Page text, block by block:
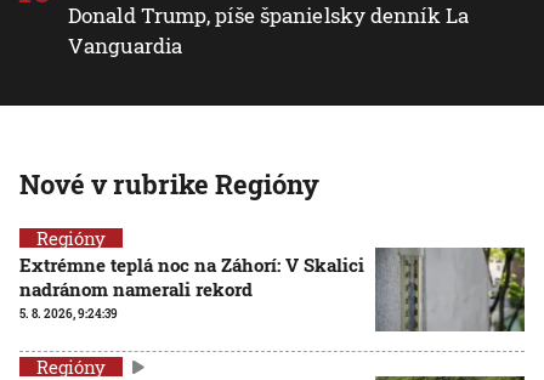
Donald Trump, píše španielsky denník La
Vanguardia
Nové v rubrike Regióny
Regióny
Extrémne teplá noc na Záhorí: V Skalici
nadránom namerali rekord
5. 8. 2026, 9:24:39
Regióny